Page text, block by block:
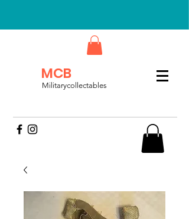
MCB
Militarycollectables